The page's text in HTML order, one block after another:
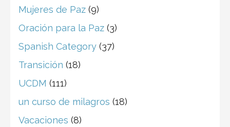
Mujeres de Paz (9)
Oración para la Paz (3)
Spanish Category (37)
Transición (18)
UCDM (111)
un curso de milagros (18)
Vacaciones (8)